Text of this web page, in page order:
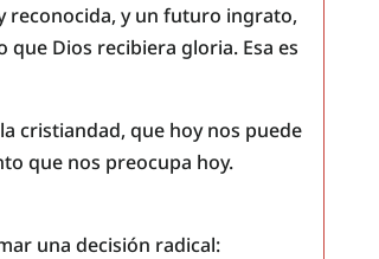
reconocida, y un futuro ingrato,
Dios recibiera gloria. Esa es
cristiandad, que hoy nos puede
que nos preocupa hoy.
una decisión radical: